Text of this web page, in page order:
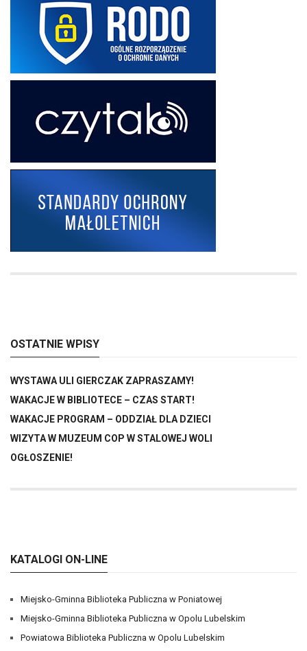
OSTATNIE WPISY
WYSTAWA ULI GIERCZAK ZAPRASZAMY!
WAKACJE W BIBLIOTECE – CZAS START!
WAKACJE PROGRAM – ODDZIAŁ DLA DZIECI
WIZYTA W MUZEUM COP W STALOWEJ WOLI
OGŁOSZENIE!
KATALOGI ON-LINE
Miejsko-Gminna Biblioteka Publiczna w Poniatowej
Miejsko-Gminna Biblioteka Publiczna w Opolu Lubelskim
Powiatowa Biblioteka Publiczna w Opolu Lubelskim